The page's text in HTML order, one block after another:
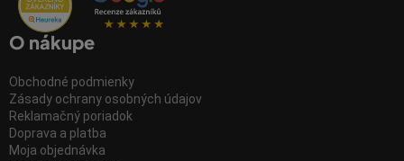
O nákupe
Obchodné podmienky
Zásady ochrany osobných údajov
Reklamačný poriadok
Doprava a platba
Moja objednávka